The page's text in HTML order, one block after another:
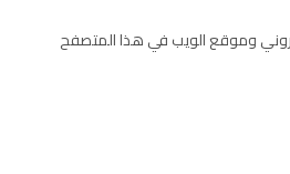
وموقع الويب في هذا المتصفح